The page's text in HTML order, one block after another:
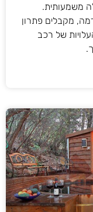
משמעותית.
מקבלים פתרון
של רכב